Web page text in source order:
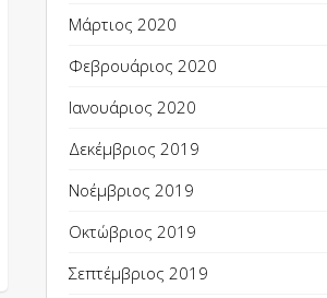
Μάρτιος 2020
Φεβρουάριος 2020
Ιανουάριος 2020
Δεκέμβριος 2019
Νοέμβριος 2019
Οκτώβριος 2019
Σεπτέμβριος 2019